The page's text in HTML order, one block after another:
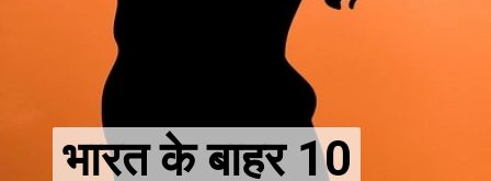
भारत के बाहर 10
भारत के बाहर 10